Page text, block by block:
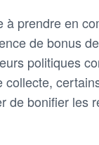
à prendre en
de bonus
politiques
collecte,
de bonifier les